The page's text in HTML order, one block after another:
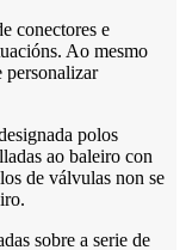
conectores e
Ao mesmo
personalizar
polos
ao baleiro con
de válvulas non se
sobre a serie de